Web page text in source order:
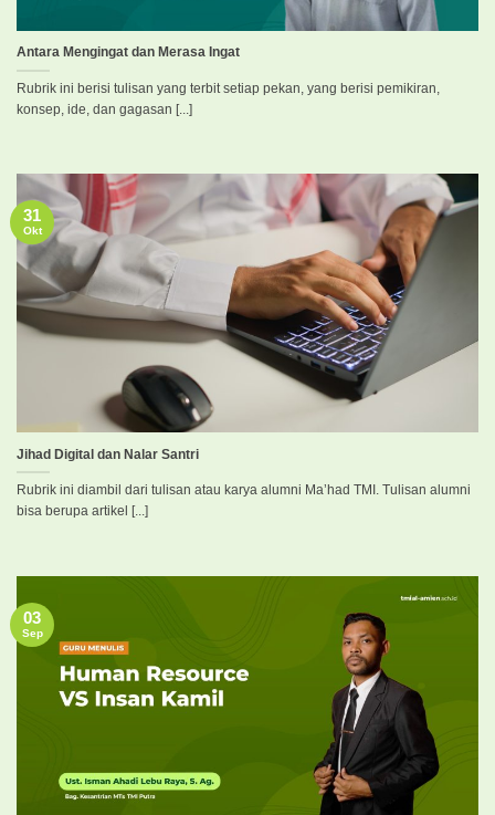
Antara Mengingat dan Merasa Ingat
Rubrik ini berisi tulisan yang terbit setiap pekan, yang berisi pemikiran,
konsep, ide, dan gagasan [...]
Jihad Digital dan Nalar Santri
Rubrik ini diambil dari tulisan atau karya alumni Ma’had TMI. Tulisan alumni
bisa berupa artikel [...]
31
Okt
03
Sep